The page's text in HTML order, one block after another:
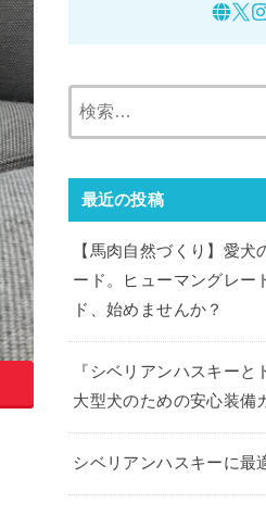
最近の投稿
【馬肉自然づくり】愛犬
ード。ヒューマングレー
ド、始めませんか？
『シベリアンハスキーと
大型犬のための安心装備
シベリアンハスキーに最